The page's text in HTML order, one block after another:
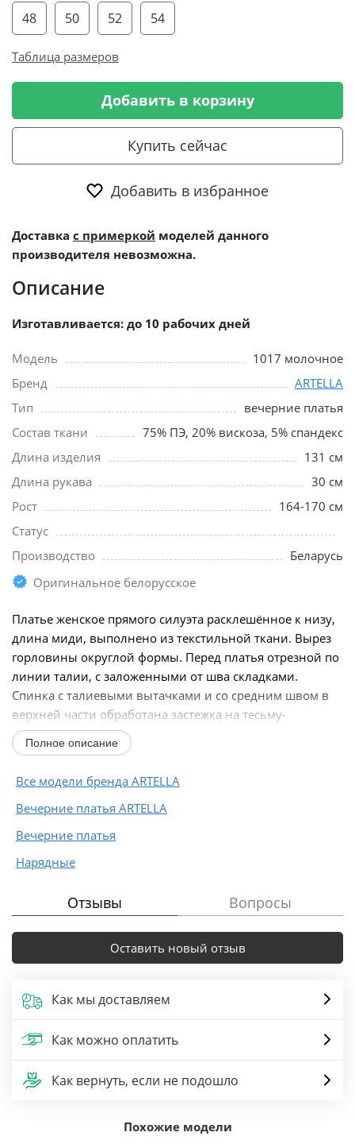
48 50 52 54
Таблица размеров
Добавить в корзину
Купить сейчас
Добавить в избранное
Доставка с примеркой моделей данного
производителя невозможна.
Описание
Изготавливается: до 10 рабочих дней
Модель
1017 молочное
Бренд
ARTELLA
Тип
вечерние платья
Состав ткани
75% ПЭ, 20% вискоза, 5% спандекс
Длина изделия
131 см
Длина рукава
30 см
Рост
164-170 см
Статус
Производство
Беларусь
Оригинальное белорусское
Платье женское прямого силуэта расклешённое к низу,
длина миди, выполнено из текстильной ткани. Вырез
горловины округлой формы. Перед платья отрезной по
линии талии, с заложенными от шва складками.
Спинка с талиевыми вытачками и со средним швом в
верхней части обработана застежка на тесьму-
молнию...
Полное описание
Все модели бренда ARTELLA
Вечерние платья ARTELLA
Вечерние платья
Нарядные
Отзывы Вопросы
Оставить новый отзыв
Как мы доставляем
Как можно оплатить
Как вернуть, если не подошло
Похожие модели